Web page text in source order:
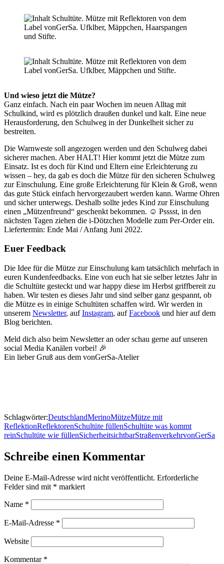
Und wieso jetzt die Mütze?
Ganz einfach. Nach ein paar Wochen im neuen Alltag mit
Schulkind, wird es plötzlich draußen dunkel und kalt. Eine neue
Herausforderung, den Schulweg in der Dunkelheit sicher zu
bestreiten.
Die Warnweste soll angezogen werden und den Schulweg dabei
sicherer machen. Aber HALT! Hier kommt jetzt die Mütze zum
Einsatz. Ist es doch für Kind und Eltern eine Erleichterung zu
wissen – hey, da gab es doch die Mütze für den sicheren Schulweg
zur Einschulung. Eine große Erleichterung für Klein & Groß, wenn
das gute Stück einfach hervorgezaubert werden kann. Warme Ohren
und sicher unterwegs. Deshalb sollte jedes Kind zur Einschulung
einen „Mützenfreund“ geschenkt bekommen. ☺️ Psssst, in den
nächsten Tagen ziehen die i-Dötzchen Modelle zum Per-Order ein.
Liefertermin: Ende Mai / Anfang Juni 2022.
Euer Feedback
Die Idee für die Mütze zur Einschulung kam tatsächlich mehrfach in
euren Kundenfeedbacks. Eine von euch hat sie selber letztes Jahr in
die Schultüte gesteckt und war happy diese im Herbst griffbereit zu
haben. Wir testen es dieses Jahr und sind selber ganz gespannt, ob
die Mütze es in einige Schultüten schaffen wird. Wir werden in
unserem Newsletter, aufInstagram, aufFacebook und hier auf dem
Blog berichten.
Meld dich also beim Newsletter an oder schau gerne auf unseren
social Media Kanälen vorbei! 🎉
Ein lieber Gruß aus dem vonGerSa-Atelier
Schlagwörter:DeutschlandMerinoMützeMütze mit
ReflektionReflektorenSchultüte füllenSchultüte was kommt
reinSchultüte wie füllenSicherheitsichtbarStraßenverkehrvonGerSa
Schreibe einen Kommentar
Deine E-Mail-Adresse wird nicht veröffentlicht. Erforderliche
Felder sind mit * markiert
Name *
E-Mail-Adresse *
Website
Kommentar *